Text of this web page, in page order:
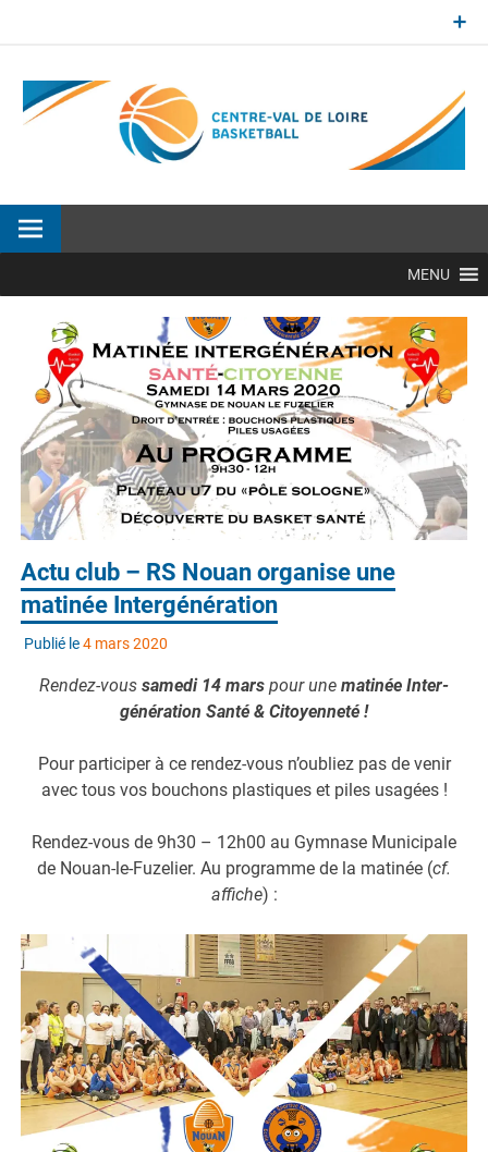
MENU
Actu club – RS Nouan organise une
matinée Intergénération
Publié le4 mars 2020
Rendez-vous samedi 14 mars pour une matinée Inter-
génération Santé & Citoyenneté !
Pour participer à ce rendez-vous n’oubliez pas de venir
avec tous vos bouchons plastiques et piles usagées !
Rendez-vous de 9h30 – 12h00 au Gymnase Municipale
de Nouan-le-Fuzelier. Au programme de la matinée (cf.
affiche) :